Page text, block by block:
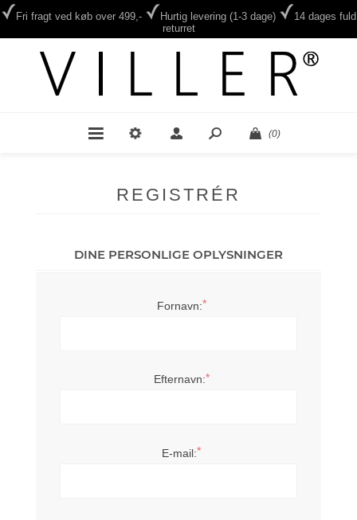
Fri fragt ved køb over 499,- Hurtig levering (1-3 dage)
14 dages fuld
returret
(0)
REGISTRÉR
DINE PERSONLIGE OPLYSNINGER
Fornavn:*
Efternavn:*
E-mail:*